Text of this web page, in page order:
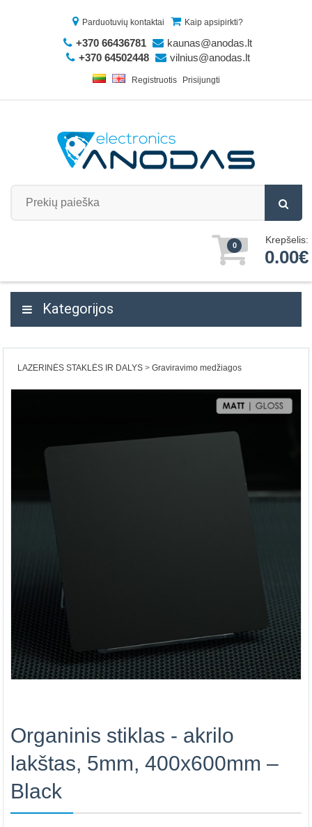
Parduotuvių kontaktai Kaip apsipirkti?
+370 66436781
kaunas@anodas.lt
+370 64502448
vilnius@anodas.lt
Registruotis Prisijungti
0 Krepšelis:
0.00€
Kategorijos
LAZERINĖS STAKLĖS IR DALYS Graviravimo medžiagos
Organinis stiklas - akrilo
lakštas, 5mm, 400x600mm –
Black